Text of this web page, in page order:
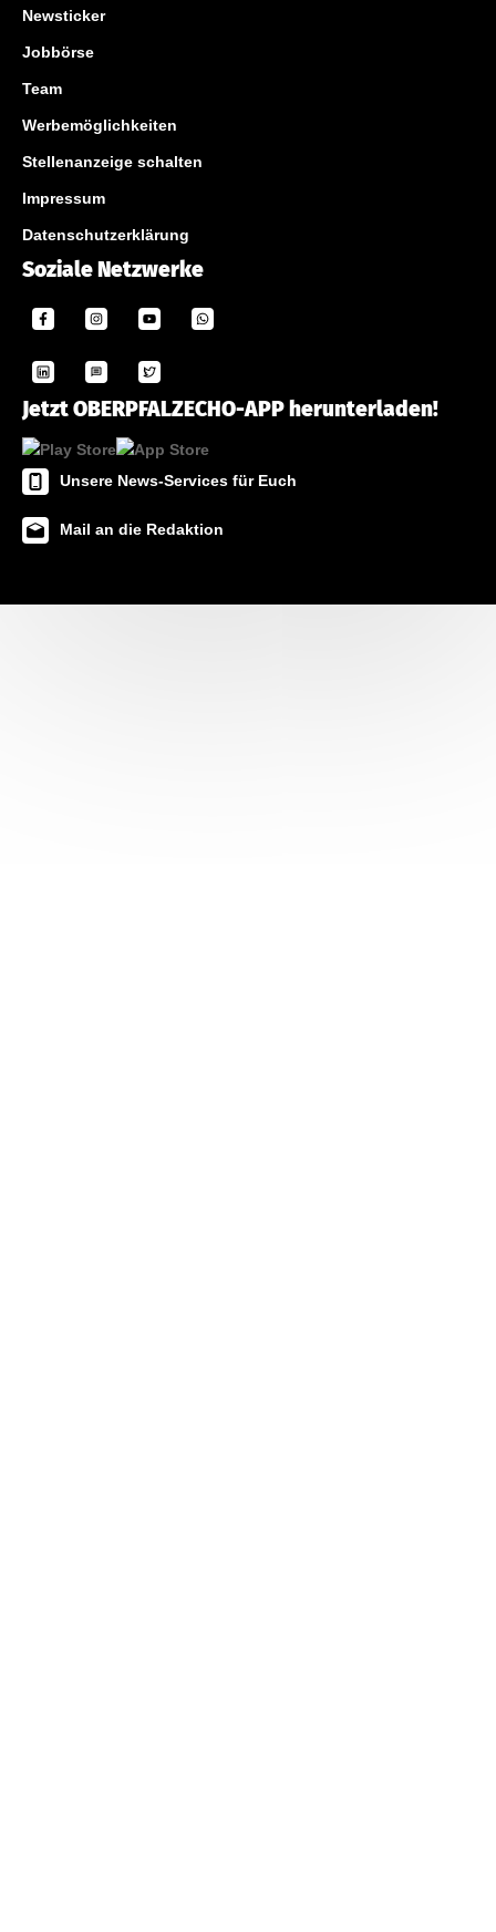
Newsticker
Jobbörse
Team
Werbemöglichkeiten
Stellenanzeige schalten
Impressum
Datenschutzerklärung
Soziale Netzwerke
Jetzt OBERPFALZECHO-APP herunterladen!
Unsere News-Services für Euch
Mail an die Redaktion